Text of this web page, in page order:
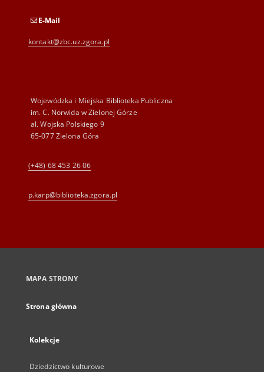
E-Mail
kontakt@zbc.uz.zgora.pl
Wojewódzka i Miejska Biblioteka Publiczna
im. C. Norwida w Zielonej Górze
al. Wojska Polskiego 9
65-077 Zielona Góra
(+48) 68 453 26 06
p.karp@biblioteka.zgora.pl
MAPA STRONY
Strona główna
Kolekcje
Dziedzictwo kulturowe